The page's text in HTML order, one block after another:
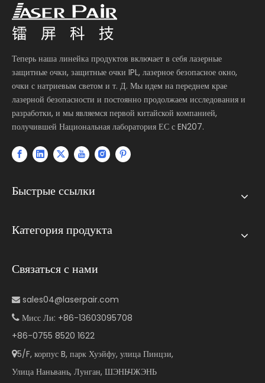
Теперь наша линейка продуктов включает в себя лазерные
защитные очки, защитные очки IPL, лазерное безопасное окно,
очки с натриевым светом и т. Д. Мы идем на переднем крае
лазерной безопасности и постоянно продолжаем исследования и
разработки, и мы являемся первой китайской компанией,
получившей Национальная лаборатория ЕС с EN207.
Быстрые ссылки
Категория продукта
Связаться с нами
 sales04@laserpair.com
 Мисс Ли: +86-13603095708
+86-0755 8520 1622
5/F, корпус B, парк Хуэйфу, улица Пинцзи,
Улица Наньвань, Лунган, ШЭНЬЧЖЭНЬ